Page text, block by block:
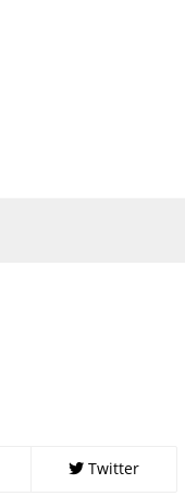
Twitter